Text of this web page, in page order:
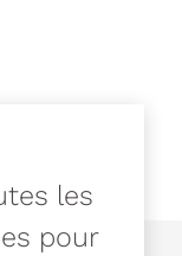
les
pour